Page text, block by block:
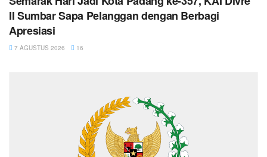
II Sumbar Sapa Pelanggan dengan Berbagi
Apresiasi
7 AGUSTUS 2026 16